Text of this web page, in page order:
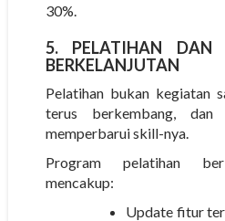
30%.
5. PELATIHAN DAN
BERKELANJUTAN
Pelatihan bukan kegiatan
terus berkembang,
memperbarui skill-nya.
Program pelatihan
mencakup:
Update fitur